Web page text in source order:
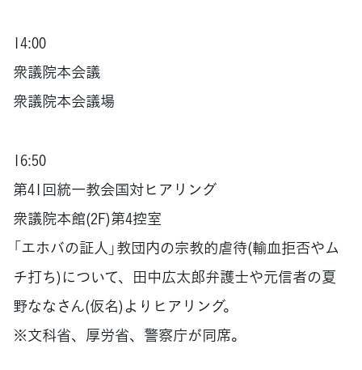
14:00
衆議院本会議
衆議院本会議場
16:50
第41回統一教会国対ヒアリング
衆議院本館(2F)第4控室
「エホバの証人」教団内の宗教的虐待(輸血拒否やム
チ打ち)について、田中広太郎弁護士や元信者の夏
野ななさん(仮名)よりヒアリング。
※文科省、厚労省、警察庁が同席。